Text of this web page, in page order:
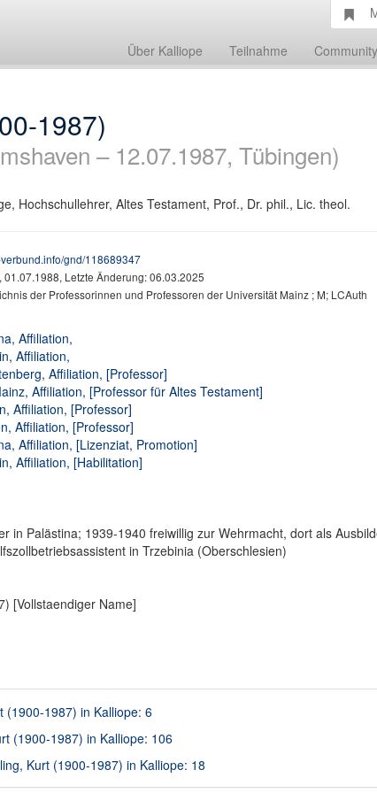
Über Kalliope Teilnahme Community
1987)
– 12.07.1987, Tübingen)
Hochschullehrer, Altes Testament, Prof., Dr. phil., Lic. theol.
gnd/118689347
, 01.07.1988, Letzte Änderung: 06.03.2025
der Professorinnen und Professoren der Universität Mainz ; M; LCAuth
Affiliation,
Affiliation,
Affiliation, [Professor]
Affiliation, [Professor für Altes Testament]
Affiliation, [Professor]
Affiliation, [Professor]
Affiliation, [Lizenziat, Promotion]
Affiliation, [Habilitation]
in Palästina; 1939-1940 freiwillig zur Wehrmacht, dort als
in Trzebinia (Oberschlesien)
[Vollstaendiger Name]
(1900-1987) in Kalliope: 6
(1900-1987) in Kalliope: 106
Kurt (1900-1987) in Kalliope: 18